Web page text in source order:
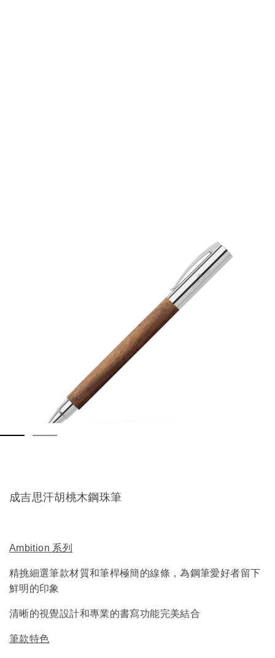
成吉思汗胡桃木鋼珠筆
Ambition 系列
精挑細選筆款材質和筆桿極簡的線條，為鋼筆愛好者留下
鮮明的印象
清晰的視覺設計和專業的書寫功能完美結合
筆款特色